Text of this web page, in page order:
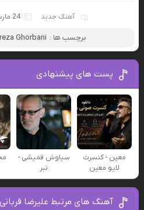
آهنگ جدید 24 مارس 2025
برچسب ها : Ghorbani
پست های پیشنهادی
معین - کنسرت
لایو معین
سیاوش قمیشی -
تبر
آهنگ های مرتبط علیرضا قربانی